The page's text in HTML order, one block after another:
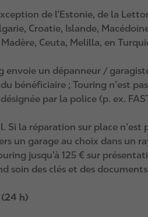
de l’Estonie, de la
Croatie, Islande,
Ceuta, Melilla, en
envoie un dépanneur /
bénéficiaire ; Touring n’est
par la police (p. ex.
Si la réparation sur place
un garage au choix dans un
jusqu’à 125 € sur
soin des clés et des
h)